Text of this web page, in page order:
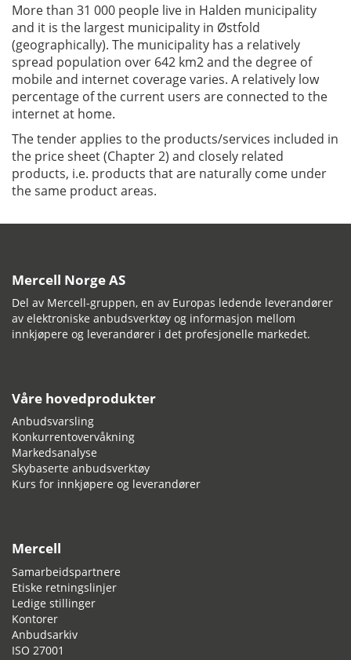
More than 31 000 people live in Halden municipality
and it is the largest municipality in Østfold
(geographically). The municipality has a relatively
spread population over 642 km2 and the degree of
mobile and internet coverage varies. A relatively low
percentage of the current users are connected to the
internet at home.
The tender applies to the products/services included in
the price sheet (Chapter 2) and closely related
products, i.e. products that are naturally come under
the same product areas.
Mercell Norge AS
Del av Mercell-gruppen, en av Europas ledende leverandører
av elektroniske anbudsverktøy og informasjon mellom
innkjøpere og leverandører i det profesjonelle markedet.
Våre hovedprodukter
Anbudsvarsling
Konkurrentovervåkning
Markedsanalyse
Skybaserte anbudsverktøy
Kurs for innkjøpere og leverandører
Mercell
Samarbeidspartnere
Etiske retningslinjer
Ledige stillinger
Kontorer
Anbudsarkiv
ISO 27001